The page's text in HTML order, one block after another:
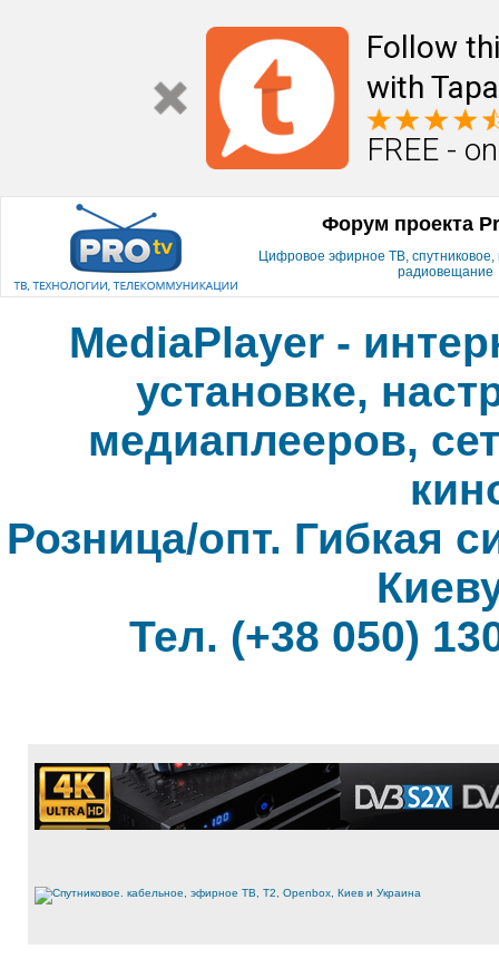
Follow
with
FREE -
Форум проекта
Цифровое эфирное ТВ, спутниковое,
радиовещание
MediaPlayer -
установке,
медиаплееров,
Розница/опт. Гибкая
Тел. (+38 050)